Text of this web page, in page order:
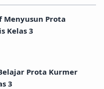
Menyusun Prota
Kelas 3
Prota Kurmer
3